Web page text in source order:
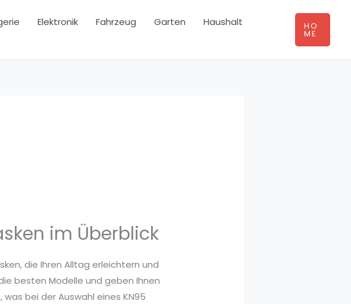
Elektronik Fahrzeug Garten
Haushalt
HO
ME
im Überblick
die Ihren Alltag erleichtern und
besten Modelle und geben Ihnen
bei der Auswahl eines KN95